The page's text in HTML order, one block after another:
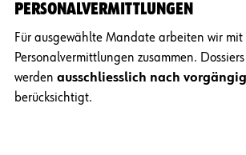
PERSONALVERMITTLUNGEN
Für ausgewählte Mandate arbeiten wir mit
Personalvermittlungen zusammen.
werden ausschliesslich nach
berücksichtigt.